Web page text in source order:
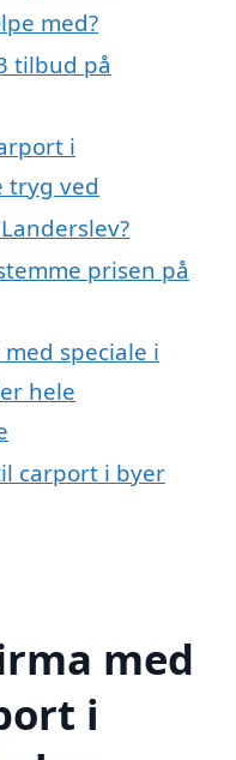
med?
tilbud på
i
tryg ved
prisen på
speciale i
hele
carport i byer
med
i